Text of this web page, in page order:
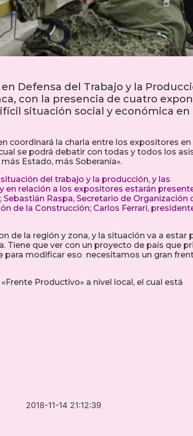
Defensa del Trabajo y la
con la presencia de cuatro
situación social y económica en
coordinará la charla entre los expositores en
se podrá debatir con todas y todos los
Estado, más Soberanía».
del trabajo y la producción, y las
en relación a los expositores estarán
Raspa, Secretario de Organización
de la Construcción; Carlos Ferrari,
de la región y zona, y la situación va a estar
Tiene que ver con un proyecto de país que
para modificar eso necesitamos un gran
Productivo» a nivel local, el cual está
2018-11-14 21:12:39